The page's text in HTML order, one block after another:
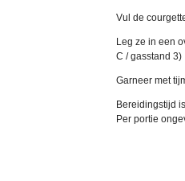
Vul de
Leg ze in een
C / gasstand 3)
Garneer met
Bereidingstijd
Per portie